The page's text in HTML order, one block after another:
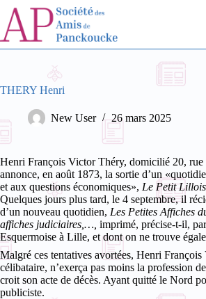
Passer
contenu
THERY Henri
New User 26 mars 2025
Henri François Victor Théry, domicilié 20,
annonce, en août 1873, la sortie d’un
et aux questions économiques», Le Petit Lillois,
Quelques jours plus tard, le 4 septembre, il
d’un nouveau quotidien, Les Petites Affiches
affiches judiciaires,…, imprimé, précise-t-il,
Esquermoise à Lille, et dont on ne trouve
Malgré ces tentatives avortées, Henri
célibataire, n’exerça pas moins la profession
croit son acte de décès. Ayant quitté le Nord
publiciste.